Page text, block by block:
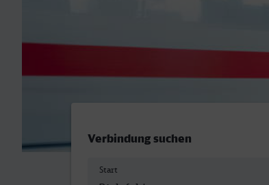
Verbindung suchen
Start